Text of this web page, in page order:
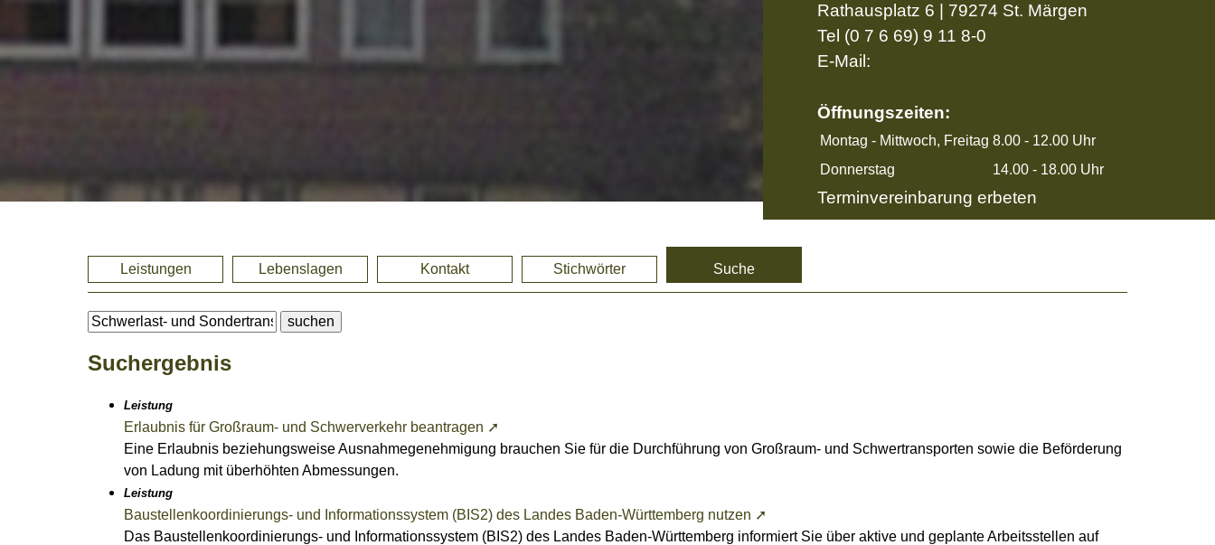
Rathausplatz 6 | 79274 St. Märgen
Tel (0 7 6 69) 9 11 8-0
E-Mail:
Öffnungszeiten:
Montag - Mittwoch, Freitag 8.00 - 12.00 Uhr
Donnerstag
14.00 - 18.00 Uhr
Terminvereinbarung erbeten
Leistungen Lebenslagen Kontakt Stichwörter Suche
Suchergebnis
Leistung
Erlaubnis für Großraum- und Schwerverkehr beantragen ➚
Eine Erlaubnis beziehungsweise Ausnahmegenehmigung brauchen Sie für die Durchführung von Großraum- und Schwertransporten sowie die Beförderung
von Ladung mit überhöhten Abmessungen.
Leistung
Baustellenkoordinierungs- und Informationssystem (BIS2) des Landes Baden-Württemberg nutzen ➚
Das Baustellenkoordinierungs- und Informationssystem (BIS2) des Landes Baden-Württemberg informiert Sie über aktive und geplante Arbeitsstellen auf